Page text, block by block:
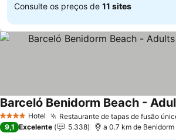
Consulte os preços de 11 sites
4 EstrelasHotel Restaurante de tapas de fusão
Ver preços
9,1 Excelente 5.338 a 0.7 km de Benidorm